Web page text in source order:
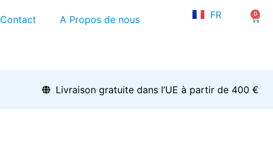
Contact A Propos de nous FR
EN
0
Panier
Livraison gratuite dans l’UE à partir de 400 €